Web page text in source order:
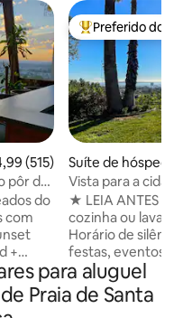
de uma avaliação média de
(515)
pôr do
do
com
+
à
Entre os
Preferido dos
Suíte de
eles
Vista para a
Brentwood |
★ LEIA ANTES DE
cozinha ou
Horário de
festas, eventos
aprovados •
cada estadia Conheça o Teakhaus, um
refúgio de estilo
para aluguel
Praia de Santa